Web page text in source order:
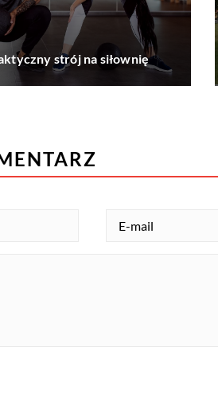
strój na siłownię